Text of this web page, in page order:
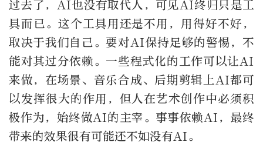
过去了，AI也没有取代人，可见AI终归只是工
具而已。这个工具用还是不用，用得好不好，
取决于我们自己。要对AI保持足够的警惕，不
能对其过分依赖。一些程式化的工作可以让AI
来做，在场景、音乐合成、后期剪辑上AI都可
以发挥很大的作用，但人在艺术创作中必须积
极作为，始终做AI的主宰。事事依赖AI，最终
带来的效果很有可能还不如没有AI。